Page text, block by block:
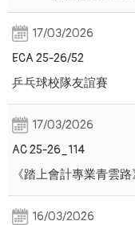
17/03/2026
ECA 25-26/52
乒乓球校隊友誼賽
17/03/2026
AC 25-26_114
《踏上會計專業青雲
16/03/2026